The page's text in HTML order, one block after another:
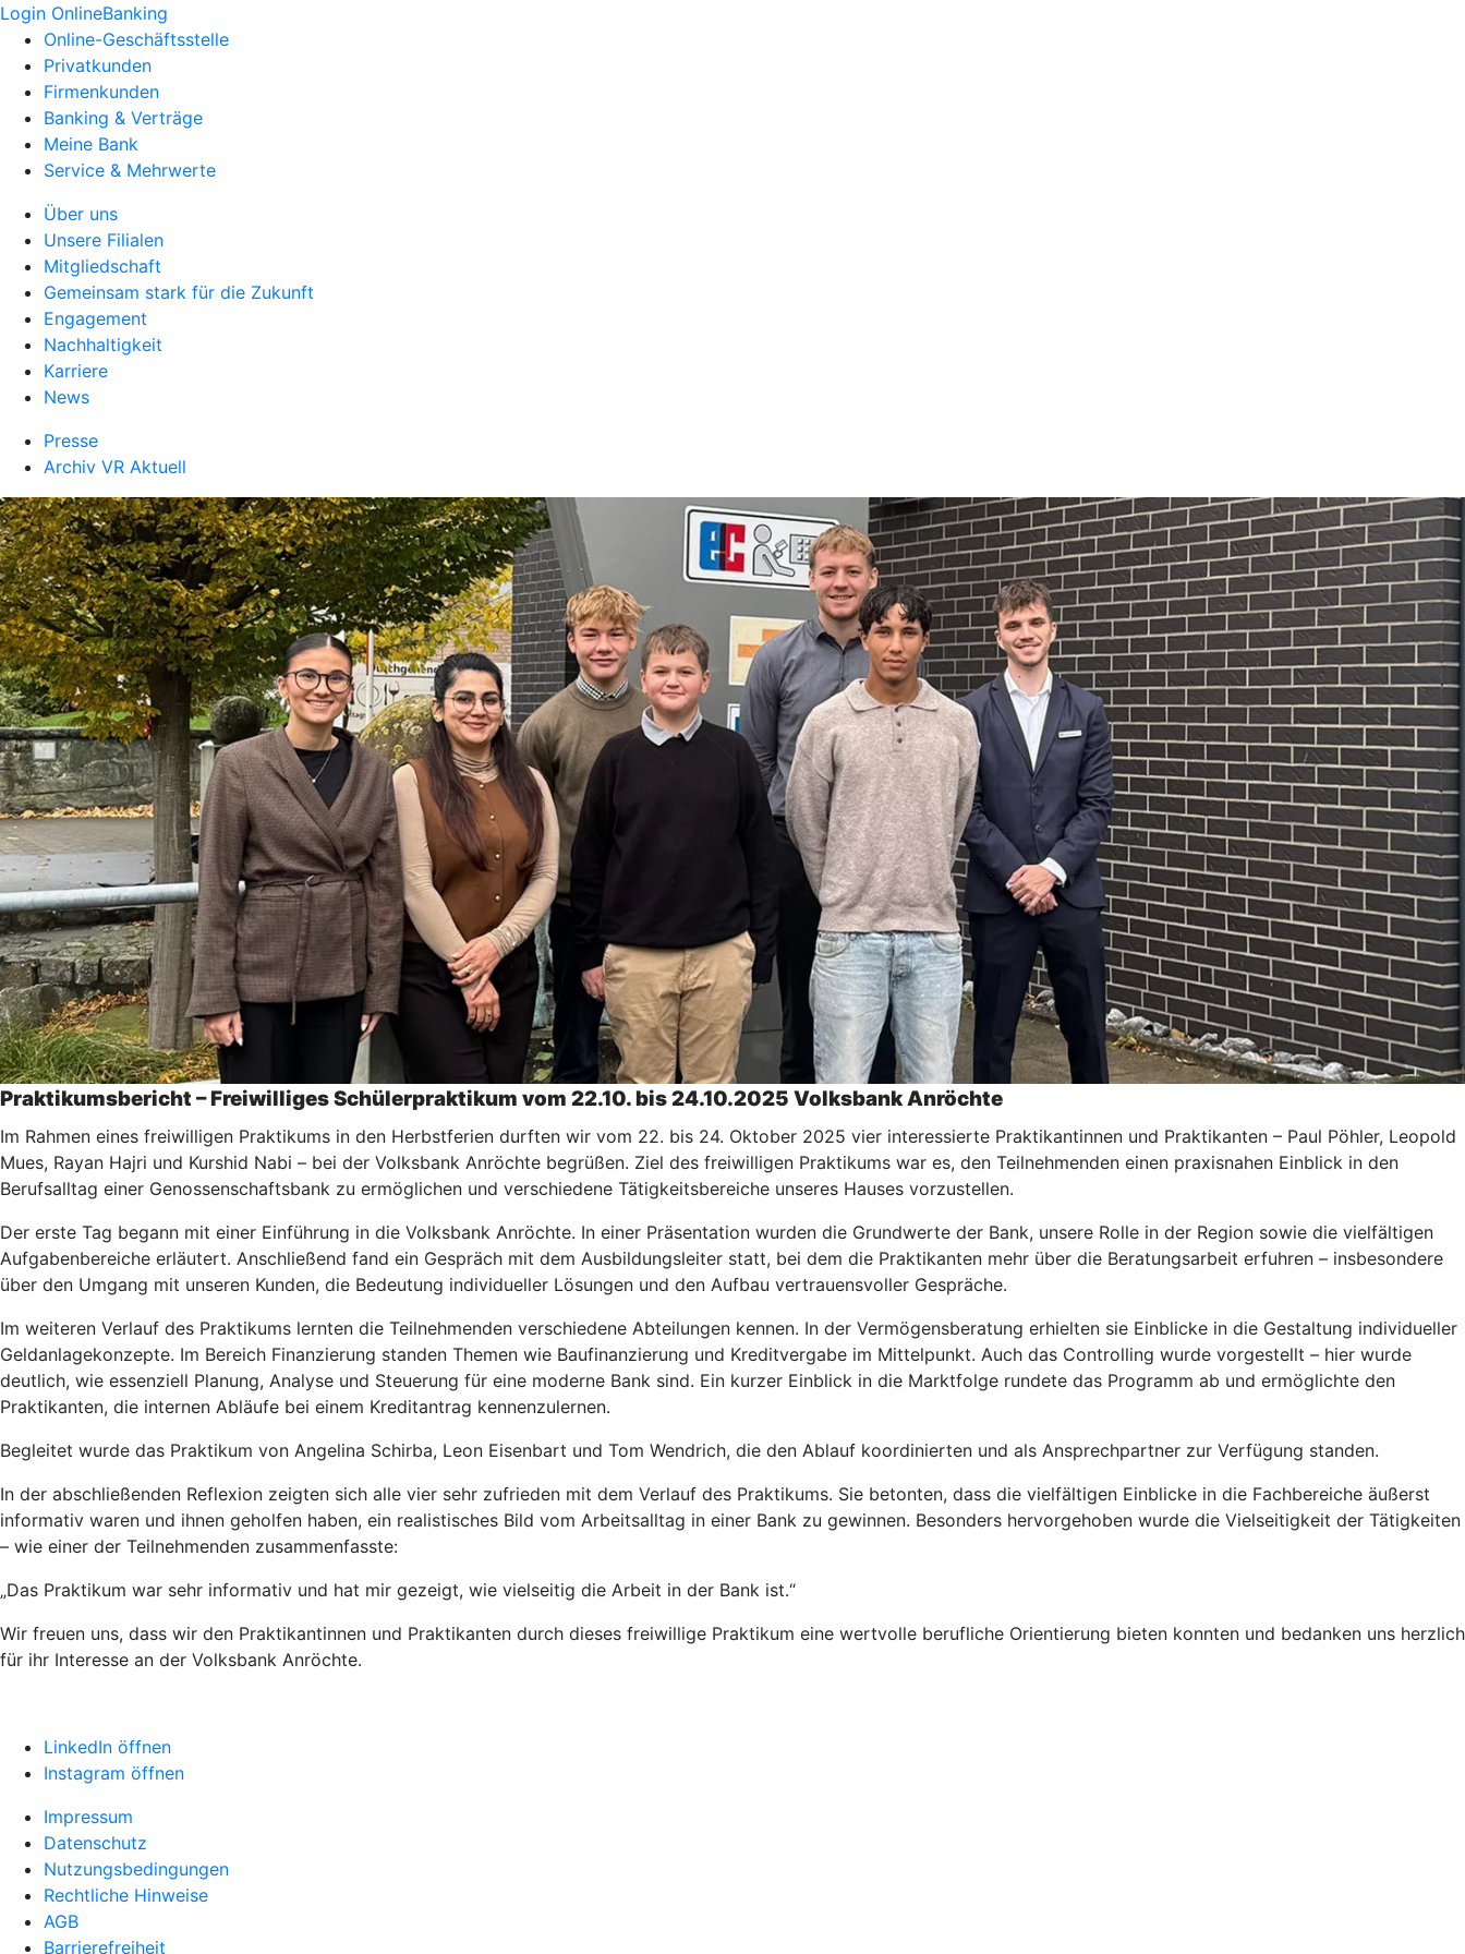
Login OnlineBanking
Online-Geschäftsstelle
Privatkunden
Firmenkunden
Banking & Verträge
Meine Bank
Service & Mehrwerte
Über uns
Unsere Filialen
Mitgliedschaft
Gemeinsam stark für die Zukunft
Engagement
Nachhaltigkeit
Karriere
News
Presse
Archiv VR Aktuell
Praktikumsbericht – Freiwilliges Schülerpraktikum vom 22.10. bis 24.10.2025 Volksbank Anröchte
Im Rahmen eines freiwilligen Praktikums in den Herbstferien durften wir vom 22. bis 24. Oktober 2025 vier interessierte Praktikantinnen und Praktikanten – Paul Pöhler, Leopold
Mues, Rayan Hajri und Kurshid Nabi – bei der Volksbank Anröchte begrüßen. Ziel des freiwilligen Praktikums war es, den Teilnehmenden einen praxisnahen Einblick in den
Berufsalltag einer Genossenschaftsbank zu ermöglichen und verschiedene Tätigkeitsbereiche unseres Hauses vorzustellen.
Der erste Tag begann mit einer Einführung in die Volksbank Anröchte. In einer Präsentation wurden die Grundwerte der Bank, unsere Rolle in der Region sowie die vielfältigen
Aufgabenbereiche erläutert. Anschließend fand ein Gespräch mit dem Ausbildungsleiter statt, bei dem die Praktikanten mehr über die Beratungsarbeit erfuhren – insbesondere
über den Umgang mit unseren Kunden, die Bedeutung individueller Lösungen und den Aufbau vertrauensvoller Gespräche.
Im weiteren Verlauf des Praktikums lernten die Teilnehmenden verschiedene Abteilungen kennen. In der Vermögensberatung erhielten sie Einblicke in die Gestaltung individueller
Geldanlagekonzepte. Im Bereich Finanzierung standen Themen wie Baufinanzierung und Kreditvergabe im Mittelpunkt. Auch das Controlling wurde vorgestellt – hier wurde
deutlich, wie essenziell Planung, Analyse und Steuerung für eine moderne Bank sind. Ein kurzer Einblick in die Marktfolge rundete das Programm ab und ermöglichte den
Praktikanten, die internen Abläufe bei einem Kreditantrag kennenzulernen.
Begleitet wurde das Praktikum von Angelina Schirba, Leon Eisenbart und Tom Wendrich, die den Ablauf koordinierten und als Ansprechpartner zur Verfügung standen.
In der abschließenden Reflexion zeigten sich alle vier sehr zufrieden mit dem Verlauf des Praktikums. Sie betonten, dass die vielfältigen Einblicke in die Fachbereiche äußerst
informativ waren und ihnen geholfen haben, ein realistisches Bild vom Arbeitsalltag in einer Bank zu gewinnen. Besonders hervorgehoben wurde die Vielseitigkeit der Tätigkeiten
– wie einer der Teilnehmenden zusammenfasste:
„Das Praktikum war sehr informativ und hat mir gezeigt, wie vielseitig die Arbeit in der Bank ist.“
Wir freuen uns, dass wir den Praktikantinnen und Praktikanten durch dieses freiwillige Praktikum eine wertvolle berufliche Orientierung bieten konnten und bedanken uns herzlich
für ihr Interesse an der Volksbank Anröchte.
LinkedIn öffnen
Instagram öffnen
Impressum
Datenschutz
Nutzungsbedingungen
Rechtliche Hinweise
AGB
Barrierefreiheit